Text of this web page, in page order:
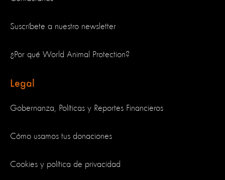
Suscríbete a nuestro newsletter
¿Por qué World Animal Protection?
Legal
Gobernanza, Políticas y Reportes Financieros
Cómo usamos tus donaciones
Cookies y política de privacidad